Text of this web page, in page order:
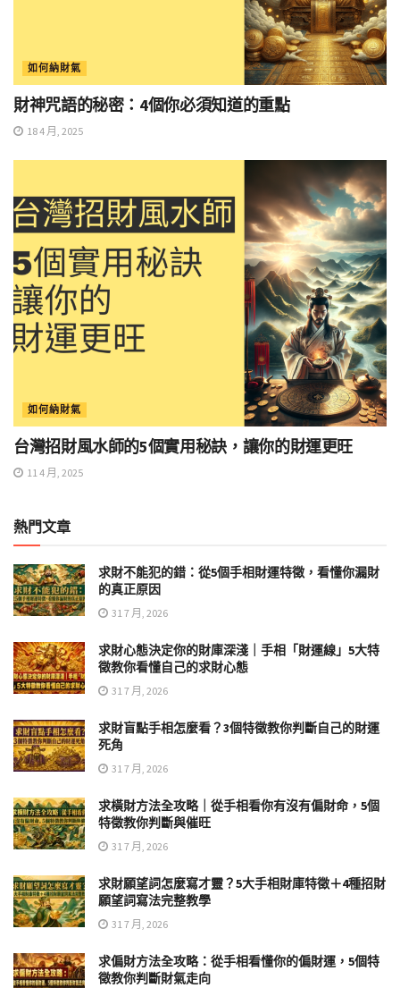
如何納財氣
財神咒語的秘密：4個你必須知道的重點
18 4 月, 2025
如何納財氣
台灣招財風水師的5個實用秘訣，讓你的財運更旺
11 4 月, 2025
熱門文章
求財不能犯的錯：從5個手相財運特徵，看懂你漏財
的真正原因
31 7 月, 2026
求財心態決定你的財庫深淺｜手相「財運線」5大特
徵教你看懂自己的求財心態
31 7 月, 2026
求財盲點手相怎麼看？3個特徵教你判斷自己的財運
死角
31 7 月, 2026
求橫財方法全攻略｜從手相看你有沒有偏財命，5個
特徵教你判斷與催旺
31 7 月, 2026
求財願望詞怎麼寫才靈？5大手相財庫特徵＋4種招財
願望詞寫法完整教學
31 7 月, 2026
求偏財方法全攻略：從手相看懂你的偏財運，5個特
徵教你判斷財氣走向